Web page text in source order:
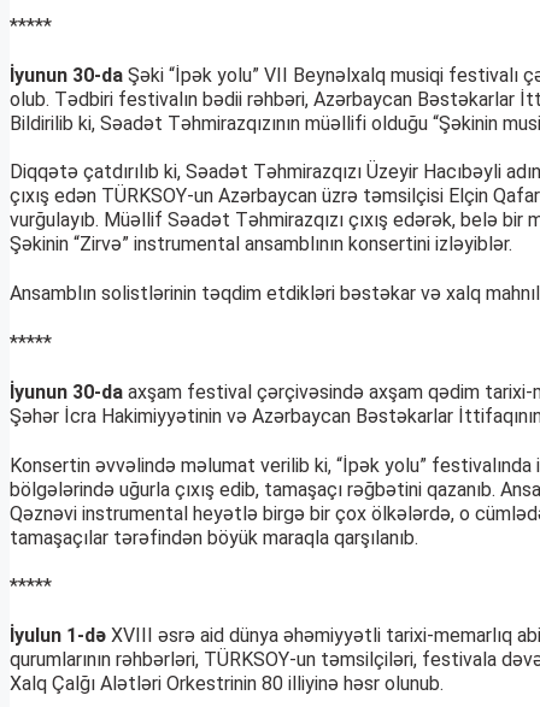
*****
İyunun 30-da Şəki “İpək yolu” VII Beynəlxalq musiqi festivalı
olub. Tədbiri festivalın bədii rəhbəri, Azərbaycan Bəstəkarlar
Bildirilib ki, Səadət Təhmirazqızının müəllifi olduğu “Şəkinin
Diqqətə çatdırılıb ki, Səadət Təhmirazqızı Üzeyir Hacıbəyli
çıxış edən TÜRKSOY-un Azərbaycan üzrə təmsilçisi Elçin
vurğulayıb. Müəllif Səadət Təhmirazqızı çıxış edərək, belə bir
Şəkinin “Zirvə” instrumental ansamblının konsertini izləyiblər.
Ansamblın solistlərinin təqdim etdikləri bəstəkar və xalq
*****
İyunun 30-da axşam festival çərçivəsində axşam qədim tarixi-
Şəhər İcra Hakimiyyətinin və Azərbaycan Bəstəkarlar
Konsertin əvvəlində məlumat verilib ki, “İpək yolu”
bölgələrində uğurla çıxış edib, tamaşaçı rəğbətini qazanıb.
Qəznəvi instrumental heyətlə birgə bir çox ölkələrdə, o
tamaşaçılar tərəfindən böyük maraqla qarşılanıb.
*****
İyulun 1-də XVIII əsrə aid dünya əhəmiyyətli tarixi-memarlıq
qurumlarının rəhbərləri, TÜRKSOY-un təmsilçiləri, festivala
Xalq Çalğı Alətləri Orkestrinin 80 illiyinə həsr olunub.